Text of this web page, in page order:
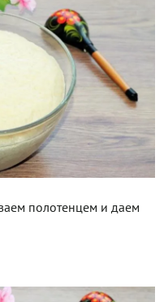
полотенцем и даем